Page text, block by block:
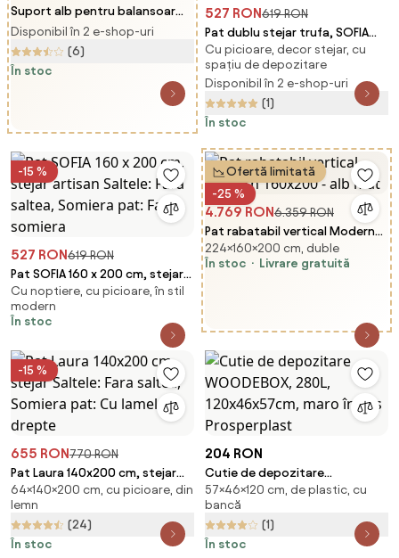
Suport alb pentru balansoar
suspendat OTAN NEW TYPE 2
Disponibil în 2 e-shop-uri
(6)
În stoc
527 RON619 RON
Pat dublu stejar trufa, SOFIA
160 x 200 cm Saltele: Fara
saltea, Somiera pat: Fara
somiera
Cu picioare, decor stejar, cu
spațiu de depozitare
Disponibil în 2 e-shop-uri
(1)
În stoc
-15 %
527 RON619 RON
Pat SOFIA 160 x 200 cm, stejar
artisan Saltele: Fara saltea,
Somiera pat: Fara somiera
Cu noptiere, cu picioare, în stil
modern
În stoc
Ofertă limitată
-25 %
4.769 RON6.359 RON
Pat rabatabil vertical Modern
160x200 - alb mat
224×160×200 cm, duble
În stoc
Livrare gratuită
-15 %
655 RON770 RON
Pat Laura 140x200 cm, stejar
Saltele: Fara saltea, Somiera
pat: Cu lamele drepte
64×140×200 cm, cu picioare, din
lemn
(24)
În stoc
204 RON
Cutie de depozitare
WOODEBOX, 280L,
120x46x57cm, maro închis
Prosperplast
57×46×120 cm, de plastic, cu
bancă
(1)
În stoc